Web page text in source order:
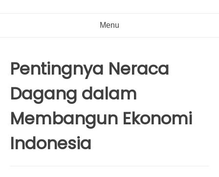
Menu
Pentingnya Neraca
Dagang dalam
Membangun Ekonomi
Indonesia